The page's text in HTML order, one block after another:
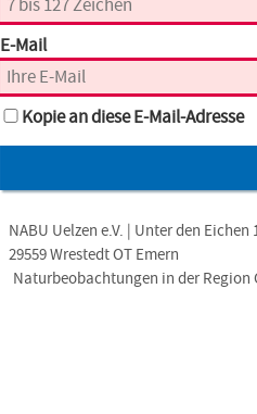
E-Mail
Kopie an diese E-Mail-Adresse
NABU Uelzen e.V. | Unter den Eichen
29559 Wrestedt OT Emern
Naturbeobachtungen in der Region